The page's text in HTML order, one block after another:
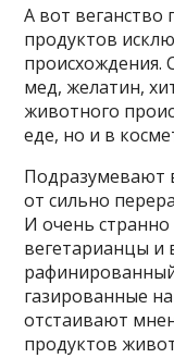
А вот веганство
продуктов
происхождения.
мед, желатин,
животного
еде, но и в
Подразумевают
от сильно
И очень
вегетарианцы и
газированные
отстаивают
продуктов